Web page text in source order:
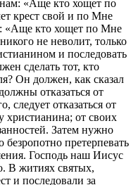
«Аще кто хощет по
крест свой и по Мне
«Аще кто хощет по Мне
не неволит, только
и последовать
сделать тот, кто
Он должен, как сказал
отказаться от
следует отказаться от
христианина; от своих
Затем нужно
безропотно претерпевать
Господь наш Иисус
В житиях святых,
и последовали за